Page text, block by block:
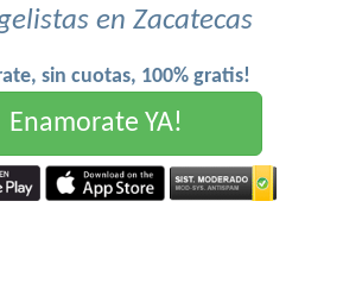
en Zacatecas
sin cuotas, 100% gratis!
Enamorate YA!